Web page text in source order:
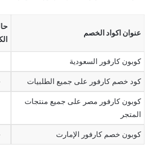
عنوان اكواد الخصم
كوبون كارفور السعودية
كود خصم كارفور على جميع الطلبيات
كوبون كارفور مصر على جميع منتجات
المتجر
كوبون خصم كارفور الإمارت